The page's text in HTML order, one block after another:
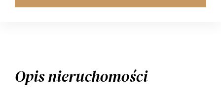
Opis nieruchomości